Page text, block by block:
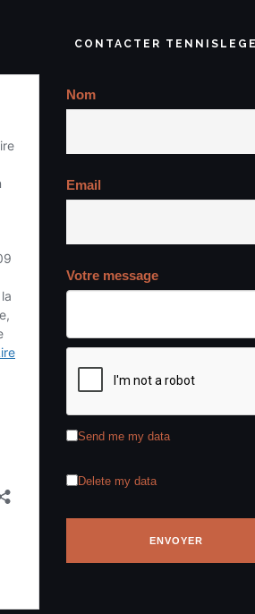
CONTACTER
Nom
Email
Votre message
Send me my data
Delete my data